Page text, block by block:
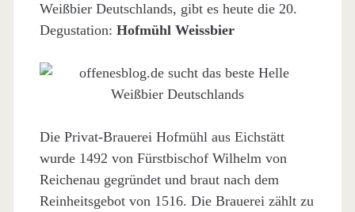
Weißbier Deutschlands, gibt es heute die 20.
Degustation: Hofmühl Weissbier
Die Privat-Brauerei Hofmühl aus Eichstätt
wurde 1492 von Fürstbischof Wilhelm von
Reichenau gegründet und braut nach dem
Reinheitsgebot von 1516. Die Brauerei zählt zu